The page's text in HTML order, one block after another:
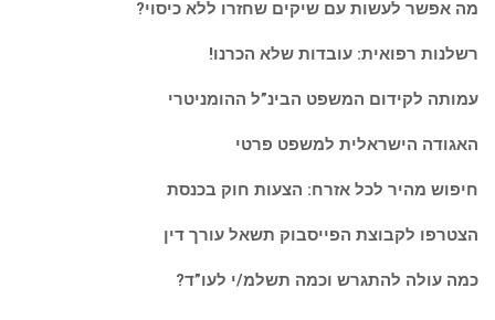
מה אפשר לעשות עם שיקים שחזרו ללא כיסוי?
רשלנות רפואית: עובדות שלא הכרנו!
עמותה לקידום המשפט הבינ”ל ההומניטרי
האגודה הישראלית למשפט פרטי
חיפוש מהיר לכל אזרח: הצעות חוק בכנסת
הצטרפו לקבוצת הפייסבוק תשאל עורך דין
כמה עולה להתגרש וכמה תשלמ/י לעו”ד?